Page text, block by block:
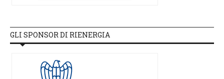
GLI SPONSOR DI RIENERGIA